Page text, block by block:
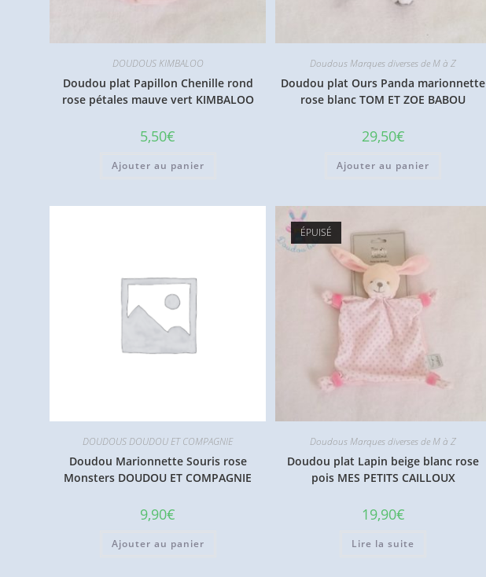
DOUDOUS KIMBALOO
Doudou plat Papillon Chenille rond
rose pétales mauve vert KIMBALOO
5,50€
Ajouter au panier
Doudous Marques diverses de M à Z
Doudou plat Ours Panda marionnette
rose blanc TOM ET ZOE BABOU
29,50€
Ajouter au panier
DOUDOUS DOUDOU ET COMPAGNIE
Doudou Marionnette Souris rose
Monsters DOUDOU ET COMPAGNIE
9,90€
Ajouter au panier
ÉPUISÉ
Doudous Marques diverses de M à Z
Doudou plat Lapin beige blanc rose
pois MES PETITS CAILLOUX
19,90€
Lire la suite